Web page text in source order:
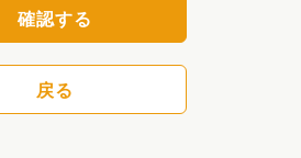
戻る
確認する